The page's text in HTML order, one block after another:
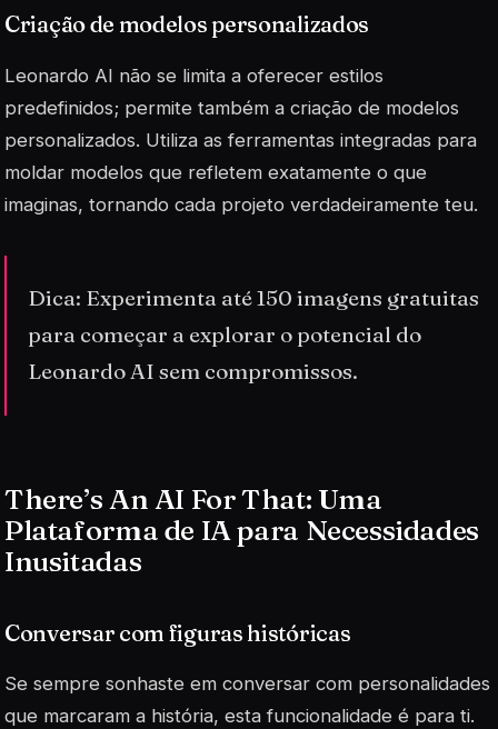
Criação de modelos personalizados
Leonardo AI não se limita a oferecer estilos
predefinidos; permite também a criação de modelos
personalizados. Utiliza as ferramentas integradas para
moldar modelos que refletem exatamente o que
imaginas, tornando cada projeto verdadeiramente teu.
Dica: Experimenta até 150 imagens gratuitas
para começar a explorar o potencial do
Leonardo AI sem compromissos.
There’s An AI For That: Uma
Plataforma de IA para Necessidades
Inusitadas
Conversar com figuras históricas
Se sempre sonhaste em conversar com personalidades
que marcaram a história, esta funcionalidade é para ti.